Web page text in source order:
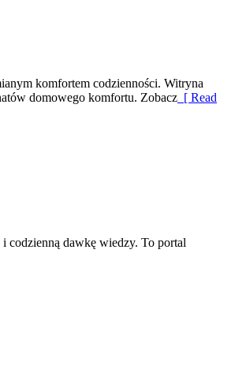
komfortem codzienności. Witryna
domowego komfortu. Zobacz [ Read
codzienną dawkę wiedzy. To portal